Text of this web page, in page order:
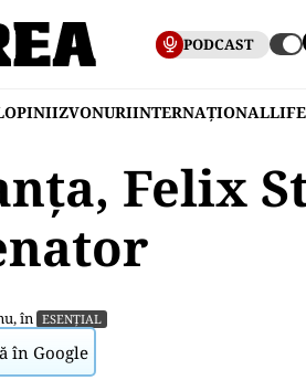
PODCAST
OPINIIZVONURIINTERNAȚIONAL
Felix
, în ESENȚIAL
în Google